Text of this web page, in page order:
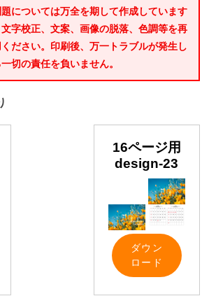
については万全を期して作成しています
字校正、文案、画像の脱落、色調等を再
ださい。印刷後、万一トラブルが発生し
切の責任を負いません。
16ページ用
design-23
ダウン
ロード